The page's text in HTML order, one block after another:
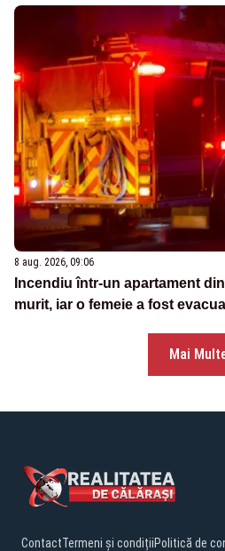
8 aug. 2026, 09:06
Incendiu într-un apartament
murit, iar o femeie a fost
Mai
ContactTermeni și condițiiPolitică de